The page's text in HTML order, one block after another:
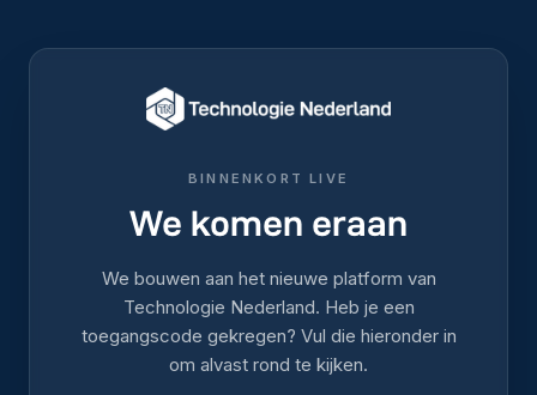
BINNENKORT LIVE
We komen eraan
We bouwen aan het nieuwe platform van
Technologie Nederland. Heb je een
toegangscode gekregen? Vul die hieronder in
om alvast rond te kijken.